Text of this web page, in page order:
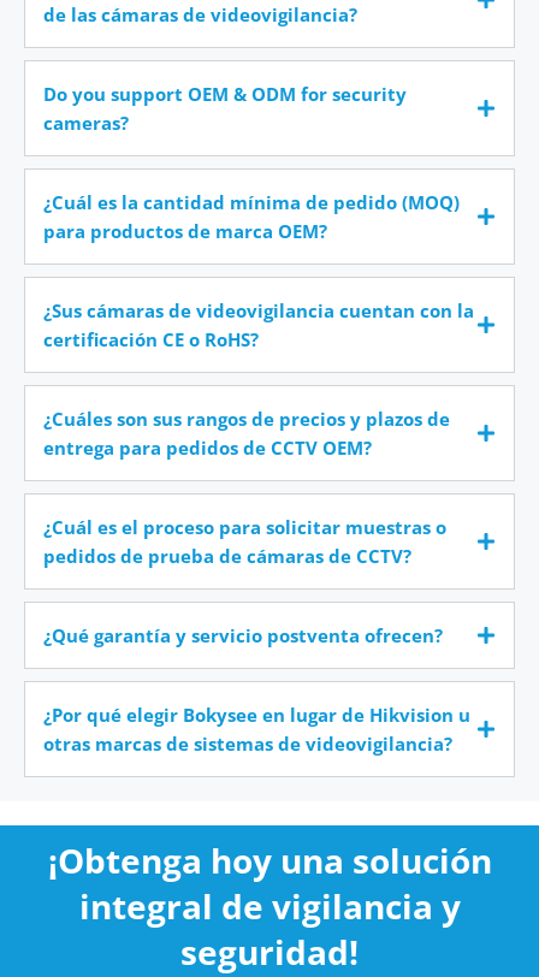
de las cámaras de videovigilancia?
Do you support OEM & ODM for security
cameras?
¿Cuál es la cantidad mínima de pedido (MOQ)
para productos de marca OEM?
¿Sus cámaras de videovigilancia cuentan con la
certificación CE o RoHS?
¿Cuáles son sus rangos de precios y plazos de
entrega para pedidos de CCTV OEM?
¿Cuál es el proceso para solicitar muestras o
pedidos de prueba de cámaras de CCTV?
¿Qué garantía y servicio postventa ofrecen?
¿Por qué elegir Bokysee en lugar de Hikvision u
otras marcas de sistemas de videovigilancia?
¡Obtenga hoy una solución
integral de vigilancia y
seguridad!